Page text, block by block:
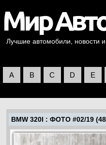
Лучшие автомобили, новости
A B C D E
BMW 320I : ФОТО #02/19